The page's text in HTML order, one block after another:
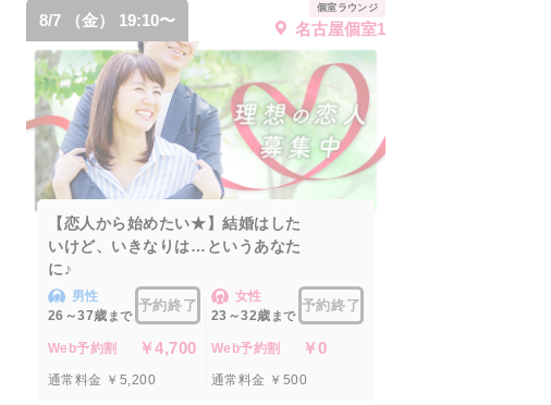
8/7 （金） 19:10〜
個室ラウンジ
名古屋個室1
【恋人から始めたい★】結婚はした
いけど、いきなりは…というあなた
に♪
男性
26～37歳 まで
予約終了
Web予約割 ￥4,700
通常料金 ￥5,200
女性
23～32歳 まで
予約終了
Web予約割 ￥0
通常料金 ￥500